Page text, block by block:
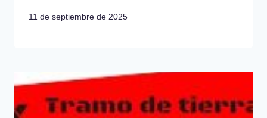
11 de septiembre de 2025